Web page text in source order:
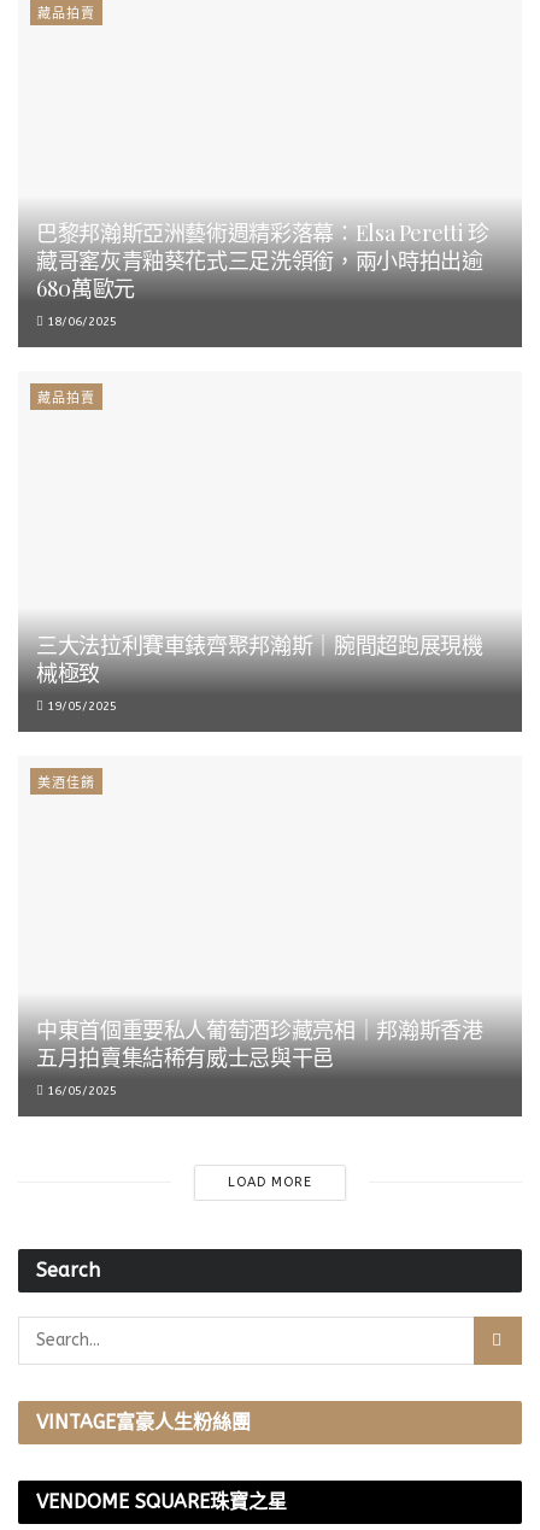
藏品拍賣
巴黎邦瀚斯亞洲藝術週精彩落幕：Elsa Peretti 珍
藏哥窰灰青釉葵花式三足洗領銜，兩小時拍出逾
680萬歐元
18/06/2025
藏品拍賣
三大法拉利賽車錶齊聚邦瀚斯｜腕間超跑展現機
械極致
19/05/2025
美酒佳餚
中東首個重要私人葡萄酒珍藏亮相｜邦瀚斯香港
五月拍賣集結稀有威士忌與干邑
16/05/2025
LOAD MORE
Search
VINTAGE富豪人生粉絲團
VENDOME SQUARE珠寶之星